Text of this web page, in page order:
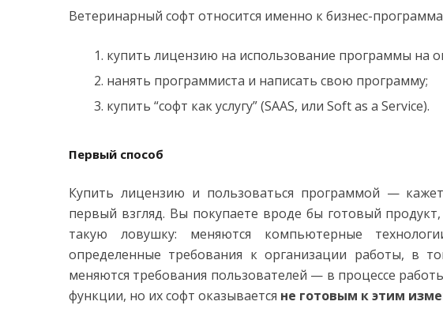
Ветеринарный софт относится именно к бизнес-
купить лицензию на использование программы на
нанять программиста и написать свою программу;
купить “софт как услугу” (SAAS, или Soft as a Service).
Первый способ
Купить лицензию и пользоваться программой —
первый взгляд. Вы покупаете вроде бы готовый
такую ловушку: меняются компьютерные
определенные требования к организации работы, в
меняются требования пользователей — в процессе
функции, но их софт оказывается не готовым к этим